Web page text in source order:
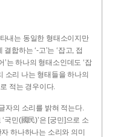
타내는 동일한 형태소이지만
합하는 ‘-고’는 ‘잡고, 접
’는 하나의 형태소인데도 ‘잡
소리 나는 형태들을 하나의
적는 경우이다.
자의 소리를 밝혀 적는다.
국민(國民)’은 [궁민]으로 소
자 하나하나는 소리와 의미